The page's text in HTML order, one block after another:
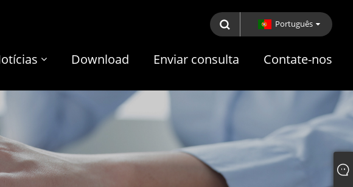
Português
Download Enviar consulta Contate-nos